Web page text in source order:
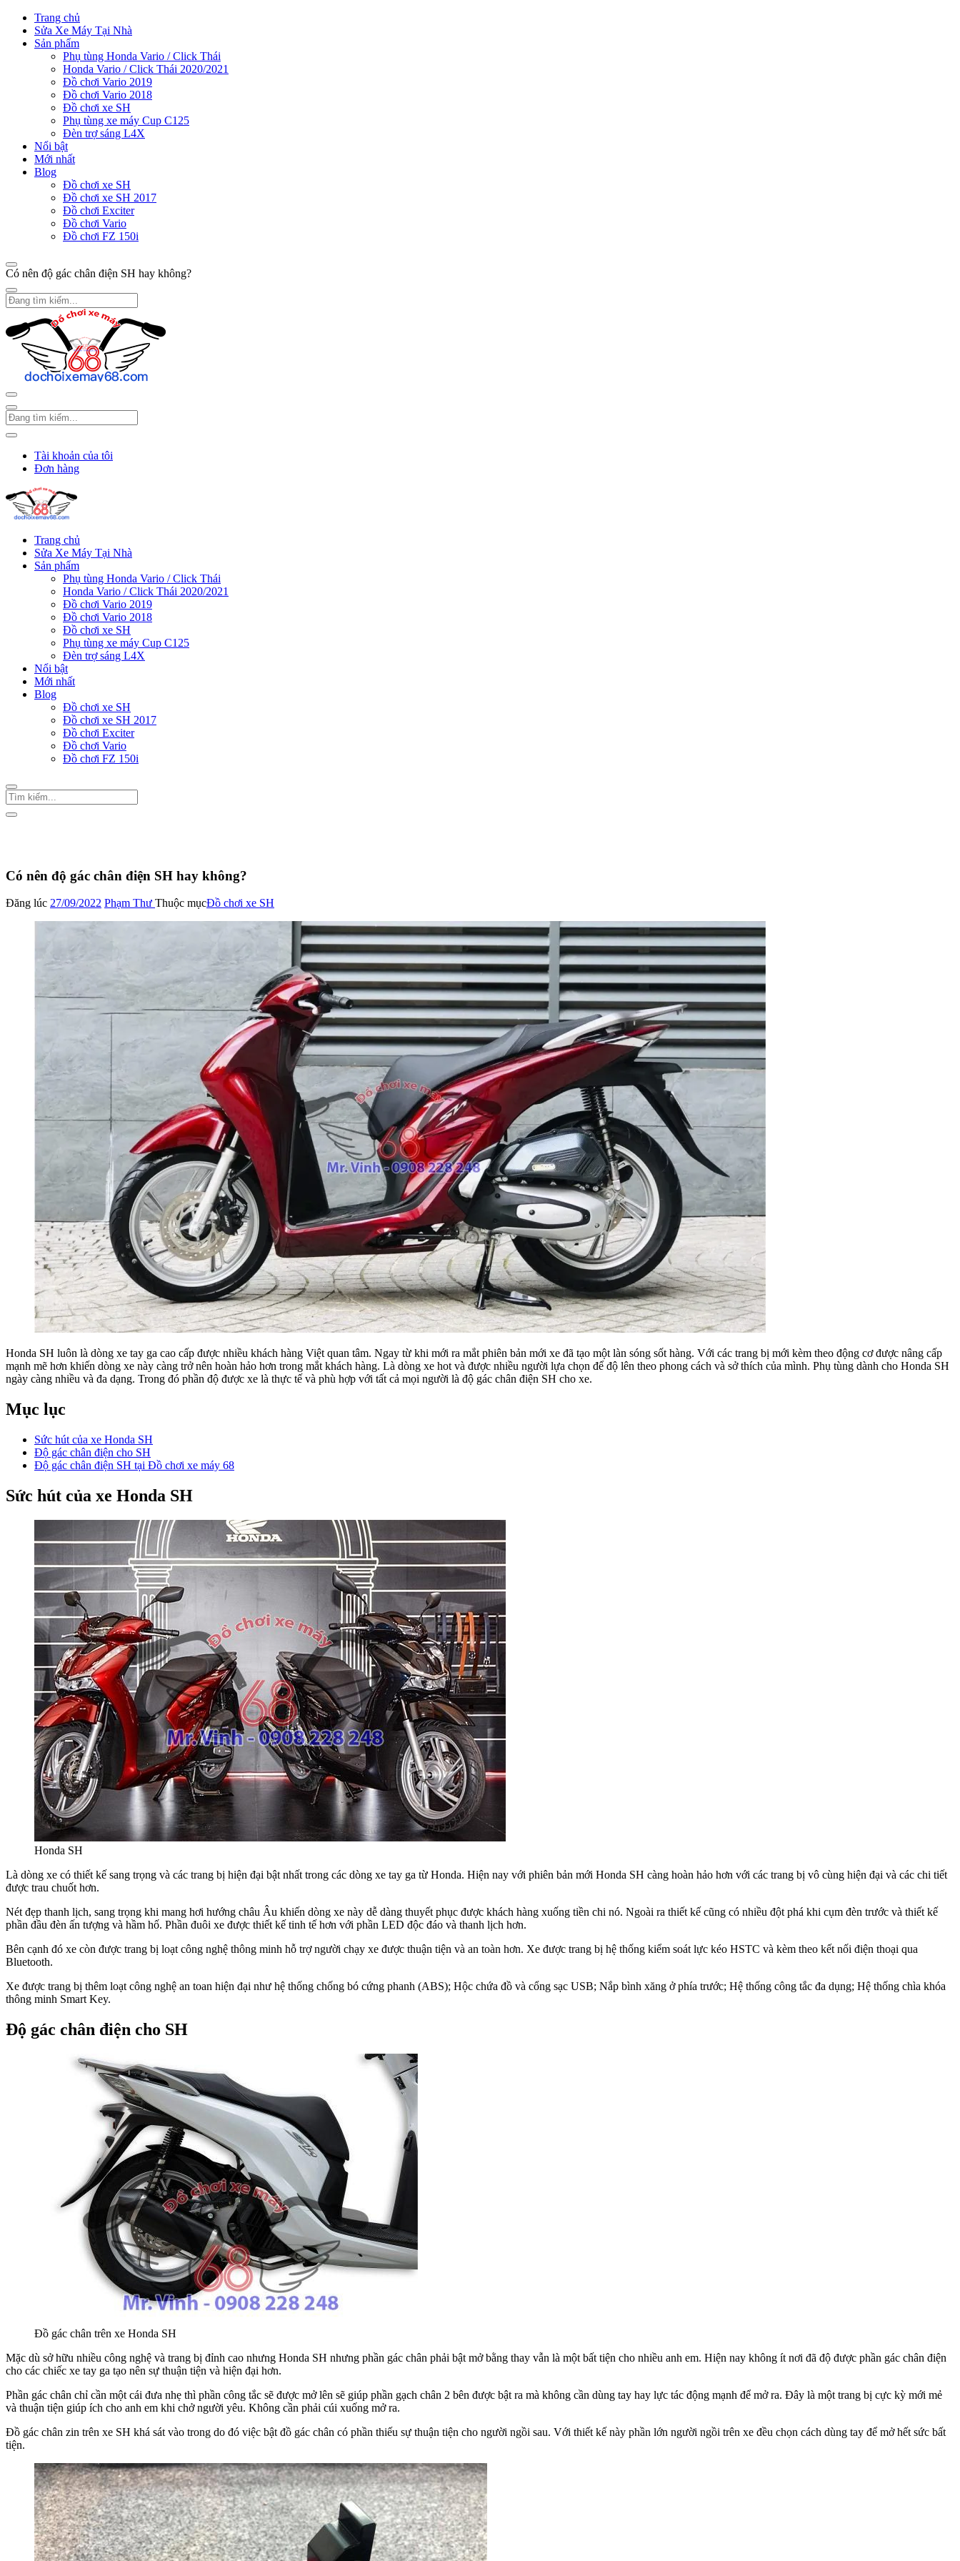
Trang chủ
Sửa Xe Máy Tại Nhà
Sản phẩm
Phụ tùng Honda Vario / Click Thái
Honda Vario / Click Thái 2020/2021
Đồ chơi Vario 2019
Đồ chơi Vario 2018
Đồ chơi xe SH
Phụ tùng xe máy Cup C125
Đèn trợ sáng L4X
Nổi bật
Mới nhất
Blog
Đồ chơi xe SH
Đồ chơi xe SH 2017
Đồ chơi Exciter
Đồ chơi Vario
Đồ chơi FZ 150i
Có nên độ gác chân điện SH hay không?
Tài khoản của tôi
Đơn hàng
Trang chủ
Sửa Xe Máy Tại Nhà
Sản phẩm
Phụ tùng Honda Vario / Click Thái
Honda Vario / Click Thái 2020/2021
Đồ chơi Vario 2019
Đồ chơi Vario 2018
Đồ chơi xe SH
Phụ tùng xe máy Cup C125
Đèn trợ sáng L4X
Nổi bật
Mới nhất
Blog
Đồ chơi xe SH
Đồ chơi xe SH 2017
Đồ chơi Exciter
Đồ chơi Vario
Đồ chơi FZ 150i
Có nên độ gác chân điện SH hay không?
Đăng lúc 27/09/2022 Phạm Thư Thuộc mụcĐồ chơi xe SH
Honda SH luôn là dòng xe tay ga cao cấp được nhiều khách hàng Việt quan tâm. Ngay từ khi mới ra mắt phiên bản mới xe đã tạo một làn sóng sốt hàng. Với các trang bị mới kèm theo động cơ được nâng cấp
mạnh mẽ hơn khiến dòng xe này càng trở nên hoàn hảo hơn trong mắt khách hàng. Là dòng xe hot và được nhiều người lựa chọn để độ lên theo phong cách và sở thích của mình. Phụ tùng dành cho Honda SH
ngày càng nhiều và đa dạng. Trong đó phần độ được xe là thực tế và phù hợp với tất cả mọi người là độ gác chân điện SH cho xe.
Mục lục
Sức hút của xe Honda SH
Độ gác chân điện cho SH
Độ gác chân điện SH tại Đồ chơi xe máy 68
Sức hút của xe Honda SH
Honda SH
Là dòng xe có thiết kế sang trọng và các trang bị hiện đại bật nhất trong các dòng xe tay ga từ Honda. Hiện nay với phiên bản mới Honda SH càng hoàn hảo hơn với các trang bị vô cùng hiện đại và các chi tiết
được trau chuốt hơn.
Nét đẹp thanh lịch, sang trọng khi mang hơi hướng châu Âu khiến dòng xe này dễ dàng thuyết phục được khách hàng xuống tiền chi nó. Ngoài ra thiết kế cũng có nhiều đột phá khi cụm đèn trước và thiết kế
phần đầu đèn ấn tượng và hầm hố. Phần đuôi xe được thiết kế tinh tế hơn với phần LED độc đáo và thanh lịch hơn.
Bên cạnh đó xe còn được trang bị loạt công nghệ thông minh hỗ trợ người chạy xe được thuận tiện và an toàn hơn. Xe được trang bị hệ thống kiểm soát lực kéo HSTC và kèm theo kết nối điện thoại qua
Bluetooth.
Xe được trang bị thêm loạt công nghệ an toan hiện đại như hệ thống chống bó cứng phanh (ABS); Hộc chứa đồ và cổng sạc USB; Nắp bình xăng ở phía trước; Hệ thống công tắc đa dụng; Hệ thống chìa khóa
thông minh Smart Key.
Độ gác chân điện cho SH
Đồ gác chân trên xe Honda SH
Mặc dù sở hữu nhiều công nghệ và trang bị đỉnh cao nhưng Honda SH nhưng phần gác chân phải bật mở bằng thay vẫn là một bất tiện cho nhiều anh em. Hiện nay không ít nơi đã độ được phần gác chân điện
cho các chiếc xe tay ga tạo nên sự thuận tiện và hiện đại hơn.
Phần gác chân chỉ cần một cái đưa nhẹ thì phần công tắc sẽ được mở lên sẽ giúp phần gạch chân 2 bên được bật ra mà không cần dùng tay hay lực tác động mạnh để mở ra. Đây là một trang bị cực kỳ mới mẻ
và thuận tiện giúp ích cho anh em khi chở người yêu. Không cần phải cúi xuống mở ra.
Đồ gác chân zin trên xe SH khá sát vào trong do đó việc bật đồ gác chân có phần thiếu sự thuận tiện cho người ngồi sau. Với thiết kế này phần lớn người ngồi trên xe đều chọn cách dùng tay để mở hết sức bất
tiện.